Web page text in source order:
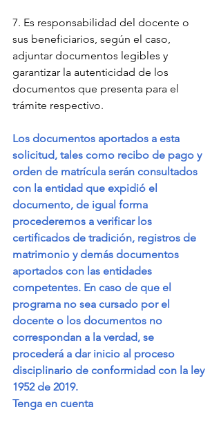
7. Es responsabilidad del docente o
sus beneficiarios, según el caso,
adjuntar documentos legibles y
garantizar la autenticidad de los
documentos que presenta para el
trámite respectivo.
Los documentos aportados a esta
solicitud, tales como recibo de pago y
orden de matrícula serán consultados
con la entidad que expidió el
documento, de igual forma
procederemos a verificar los
certificados de tradición, registros de
matrimonio y demás documentos
aportados con las entidades
competentes. En caso de que el
programa no sea cursado por el
docente o los documentos no
correspondan a la verdad, se
procederá a dar inicio al proceso
disciplinario de conformidad con la ley
1952 de 2019.
Tenga en cuenta